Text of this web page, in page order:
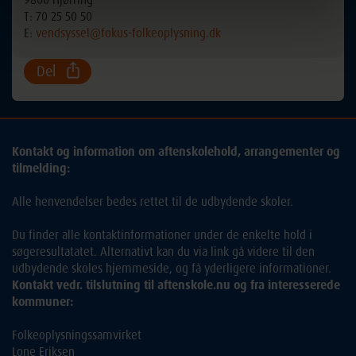
T: 70 25 50 50
E: vendsyssel@fokus-folkeoplysning.dk
Del
Kontakt og information om aftenskolehold, arrangementer og
tilmelding:
Alle henvendelser bedes rettet til de udbydende skoler.
Du finder alle kontaktinformationer under de enkelte hold i
søgeresultatatet. Alternativt kan du via link gå videre til den
udbydende skoles hjemmeside, og få yderligere informationer.
Kontakt vedr. tilslutning til aftenskole.nu og fra interesserede
kommuner:
Folkeoplysningssamvirket
Lone Eriksen